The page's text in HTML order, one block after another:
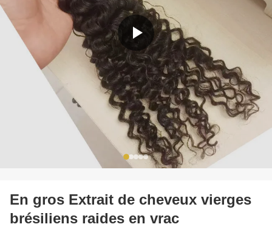
En gros Extrait de cheveux vierges
brésiliens raides en vrac